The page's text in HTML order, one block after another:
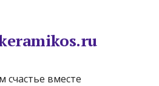
счастье вместе